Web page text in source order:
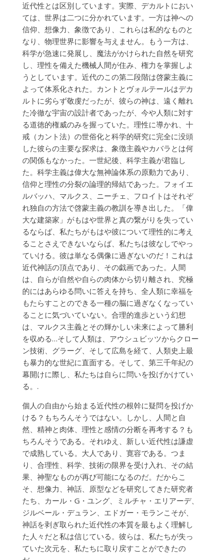
近代性とは区別しています。実際、デカルトにおい
ては、世界は二つに分かれています。一方は神への
信仰、想像力、象徴であり、これらは私的なものと
なり、物理世界に影響を与えません。もう一方は、
科学が急速に発展し、魔法がかけられた自然を研究
し、理性を備えた機械人間が住み、権力を掌握しよ
うとしています。近代のこの第二段階は啓蒙主義に
よって体系化された。カントとヴォルテールはデカ
ルトに劣らず敬虔だったが、彼らの神は、遠く離れ
た冷徹な宇宙の設計者であったが、今や人類に対す
る道徳的権威のみを握っていた。理性に導かれ、十
戒（カント法）の世俗化と科学的研究に完全に没頭
した彼らの主要な探求は、象徴主義やカバラとは何
の関係もなかった。一世紀後、科学主義が君臨し
た。科学主義は偉大な無神論体系の原動力であり、
信仰と理性の分裂の論理的帰結であった。フォイエ
ルバッハ、マルクス、ニーチェ、フロイトはそれぞ
れ独自の方法で啓蒙主義の教訓を導き出した。「偉
大な建築家」がもはや世界と真の繋がりを失ってい
るならば、私たちがもはや彼について理性的に考え
ることさえできないならば、私たちは彼なしでやっ
ていける。彼は単なる偶像に過ぎないのだ！これは
近代神話の頂点であり、その戯画であった。人間
は、自らが自然や自らの肉体から切り離され、究極
的にはあらゆる問いに答えを持ち、全人類に幸福を
もたらすことのできる一種の脳に過ぎなくなってい
ることに気づいていない。合理的進歩という幻想
は、マルクス主義とその輝かしい未来によって勝利
を収める…そして人類は、アウシュビッツからクロー
ン技術、グラーグ、そして広島を経て、人類史上最
も暴力的な世紀に直面する。そして、第三千年紀の
幕開けに際し、私たちは自らに問いを投げかけてい
る。.
個人の自由から始まる近代性の根幹に疑問を投げか
ける？もちろんそうではない。しかし、人間と自
然、精神と肉体、理性と感情の分断を再考する？も
ちろんそうである。それゆえ、新しい近代性は謙虚
で成熟している。大人であり、寛容である。つま
り、合理性、科学、技術の限界を受け入れ、その結
果、神聖なものが再び可能になるのだ。だからこ
そ、想像力、神話、原型などを研究してきた研究者
たち、カール・G・ユング、ミルチャ・エリアーデ、
ジルベール・デュラン、エドガー・モランこそが、
神話を剥ぎ取られた近代性の本質を最もよく理解し
た人々だと私は信じている。彼らは、私たちが失っ
ていた次元を、私たちに取り戻すことができたの